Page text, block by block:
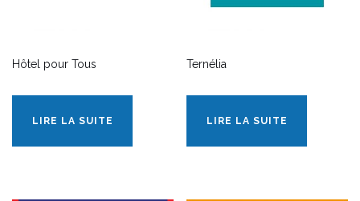
Hôtel pour Tous
LIRE LA SUITE
Ternélia
LIRE LA SUITE